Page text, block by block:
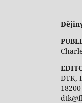
DTK,